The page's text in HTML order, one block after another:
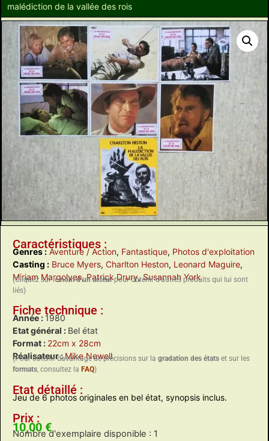
malédiction de la vallée des rois
Caractéristiques :
Genres : Aventure / Action, Fantastique, Photos d'exploitation
Casting : Bruce Myers, Charlton Heston, Leonard Maguire,
Miriam Margolyes,Patrick Drury,Susannah York
(Cliquez sur lenom d’un acteurpour obtenir d’autres produits qui lui sont
liés)
Fiche technique :
Année : 1980
Etat général : Bel état
Format : 22cm x 28cm
Réalisateur :Mike Newell
(Pour obtenir davantage de précisions sur la gradation des états et sur les
formats, consultez la FAQ)
Etat détaillé :
Jeu de 6 photos originales en bel état, synopsis inclus.
Prix :
10,00 €
Nombre d'exemplaire disponible : 1